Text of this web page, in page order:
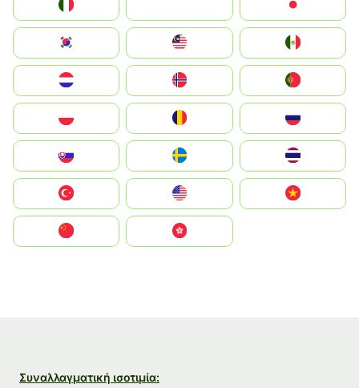
South Korea
United States
中國香港特別行政區
Συναλλαγματική ισοτιμία: